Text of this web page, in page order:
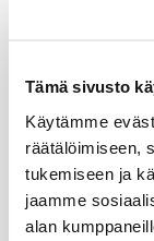
Tämä sivusto
Käytämme
räätälöimiseen,
tukemiseen ja
jaamme
alan
Lisäosat ja
LTE Reitittimet
USB-C Johdot
USB-C lisälaitteet